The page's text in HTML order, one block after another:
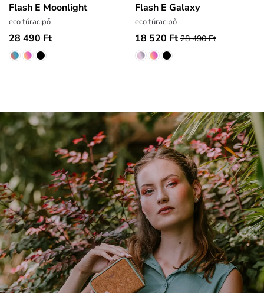
Flash E Moonlight
eco túracipő
28 490 Ft
Flash E Galaxy
eco túracipő
18 520 Ft 28 490 Ft